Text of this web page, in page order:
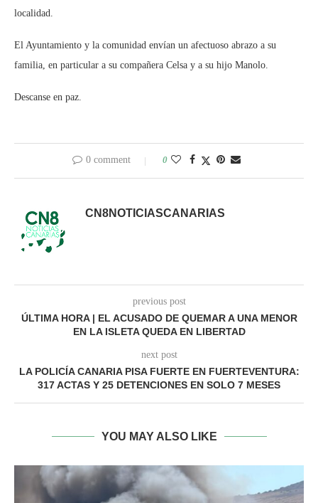
localidad.
El Ayuntamiento y la comunidad envían un afectuoso abrazo a su
familia, en particular a su compañera Celsa y a su hijo Manolo.
Descanse en paz.
0 comment 0
CN8NOTICIASCANARIAS
previous post
ÚLTIMA HORA | EL ACUSADO DE QUEMAR A UNA MENOR
EN LA ISLETA QUEDA EN LIBERTAD
next post
LA POLICÍA CANARIA PISA FUERTE EN FUERTEVENTURA:
317 ACTAS Y 25 DETENCIONES EN SOLO 7 MESES
YOU MAY ALSO LIKE